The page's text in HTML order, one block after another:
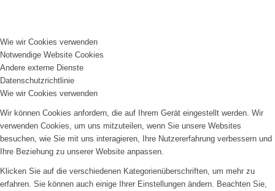
Wie wir Cookies verwenden
Notwendige Website Cookies
Andere externe Dienste
Datenschutzrichtlinie
Wie wir Cookies verwenden
Wir können Cookies anfordern, die auf Ihrem Gerät eingestellt werden. Wir
verwenden Cookies, um uns mitzuteilen, wenn Sie unsere Websites
besuchen, wie Sie mit uns interagieren, Ihre Nutzererfahrung verbessern und
Ihre Beziehung zu unserer Website anpassen.
Klicken Sie auf die verschiedenen Kategorienüberschriften, um mehr zu
erfahren. Sie können auch einige Ihrer Einstellungen ändern. Beachten Sie,